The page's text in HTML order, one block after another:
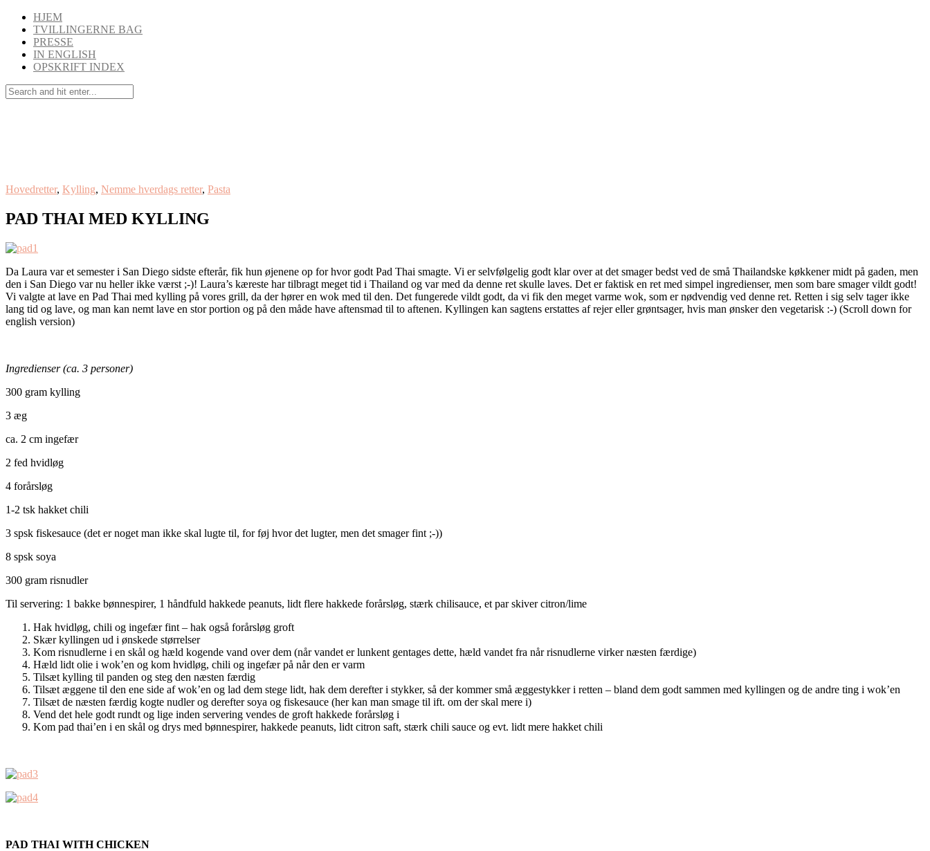
HJEM
TVILLINGERNE BAG
PRESSE
IN ENGLISH
OPSKRIFT INDEX
Hovedretter, Kylling, Nemme hverdags retter, Pasta
PAD THAI MED KYLLING
Da Laura var et semester i San Diego sidste efterår, fik hun øjenene op for hvor godt Pad Thai smagte. Vi er selvfølgelig godt klar over at det smager bedst ved de små Thailandske køkkener midt på gaden, men
den i San Diego var nu heller ikke værst ;-)! Laura’s kæreste har tilbragt meget tid i Thailand og var med da denne ret skulle laves. Det er faktisk en ret med simpel ingredienser, men som bare smager vildt godt!
Vi valgte at lave en Pad Thai med kylling på vores grill, da der hører en wok med til den. Det fungerede vildt godt, da vi fik den meget varme wok, som er nødvendig ved denne ret. Retten i sig selv tager ikke
lang tid og lave, og man kan nemt lave en stor portion og på den måde have aftensmad til to aftenen. Kyllingen kan sagtens erstattes af rejer eller grøntsager, hvis man ønsker den vegetarisk :-) (Scroll down for
english version)
Ingredienser (ca. 3 personer)
300 gram kylling
3 æg
ca. 2 cm ingefær
2 fed hvidløg
4 forårsløg
1-2 tsk hakket chili
3 spsk fiskesauce (det er noget man ikke skal lugte til, for føj hvor det lugter, men det smager fint ;-))
8 spsk soya
300 gram risnudler
Til servering: 1 bakke bønnespirer, 1 håndfuld hakkede peanuts, lidt flere hakkede forårsløg, stærk chilisauce, et par skiver citron/lime
Hak hvidløg, chili og ingefær fint – hak også forårsløg groft
Skær kyllingen ud i ønskede størrelser
Kom risnudlerne i en skål og hæld kogende vand over dem (når vandet er lunkent gentages dette, hæld vandet fra når risnudlerne virker næsten færdige)
Hæld lidt olie i wok’en og kom hvidløg, chili og ingefær på når den er varm
Tilsæt kylling til panden og steg den næsten færdig
Tilsæt æggene til den ene side af wok’en og lad dem stege lidt, hak dem derefter i stykker, så der kommer små æggestykker i retten – bland dem godt sammen med kyllingen og de andre ting i wok’en
Tilsæt de næsten færdig kogte nudler og derefter soya og fiskesauce (her kan man smage til ift. om der skal mere i)
Vend det hele godt rundt og lige inden servering vendes de groft hakkede forårsløg i
Kom pad thai’en i en skål og drys med bønnespirer, hakkede peanuts, lidt citron saft, stærk chili sauce og evt. lidt mere hakket chili
PAD THAI WITH CHICKEN